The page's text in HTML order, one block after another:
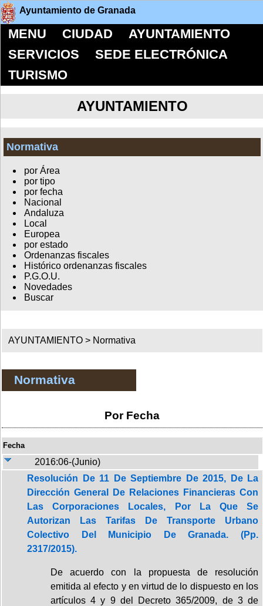
Ayuntamiento de Granada
MENU CIUDAD
AYUNTAMIENTO
SERVICIOS
SEDE ELECTRÓNICA
TURISMO
AYUNTAMIENTO
Normativa
por Área
por tipo
por fecha
Nacional
Andaluza
Local
Europea
por estado
Ordenanzas fiscales
Histórico ordenanzas fiscales
P.G.O.U.
Novedades
Buscar
AYUNTAMIENTO > Normativa
Normativa
Por Fecha
Fecha
2016:06-(Junio)
Resolución De 11 De Septiembre De 2015, De La
Dirección General De Relaciones Financieras Con
Las Corporaciones Locales, Por La Que Se
Autorizan Las Tarifas De Transporte Urbano
Colectivo Del Municipio De Granada. (Pp.
2317/2015).
De acuerdo con la propuesta de resolución
emitida al efecto y en virtud de lo dispuesto en los
artículos 4 y 9 del Decreto 365/2009, de 3 de